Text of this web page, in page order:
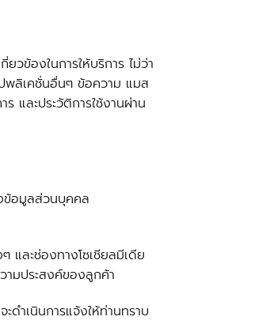
ข้องในการให้บริการ ไม่ว่า
พลิเคชั่นอื่นๆ ข้อความ แมส
และประวัติการใช้งานผ่าน
ข้อมูลส่วนบุคคล
และช่องทางโซเชียลมีเดีย
ามประสงค์ของลูกค้า
ดำเนินการแจ้งให้ท่านทราบ